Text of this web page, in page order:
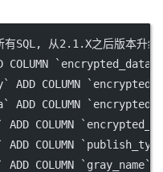
SQL, 从2.1.X之后版本升级
COLUMN
ADD COLUMN
ADD COLUMN
ADD COLUMN
ADD COLUMN
ADD COLUMN `gray_name`